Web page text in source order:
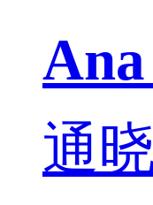
通